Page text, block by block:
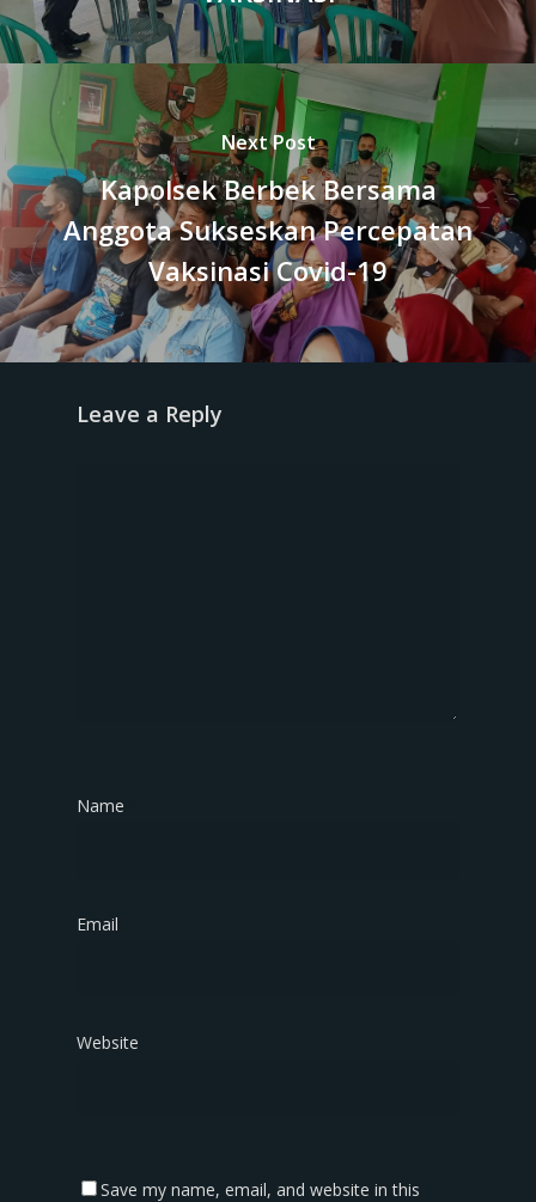
Next Post
Kapolsek Berbek Bersama
Anggota Sukseskan Percepatan
Vaksinasi Covid-19
Leave a Reply
Name
Email
Website
Save my name, email, and website in this